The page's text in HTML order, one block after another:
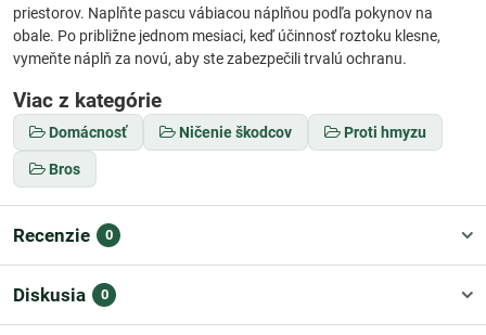
priestorov. Naplňte pascu vábiacou náplňou podľa pokynov na
obale. Po približne jednom mesiaci, keď účinnosť roztoku klesne,
vymeňte náplň za novú, aby ste zabezpečili trvalú ochranu.
Viac z kategórie
Domácnosť Ničenie škodcov Proti hmyzu
Bros
Recenzie 0
Diskusia 0